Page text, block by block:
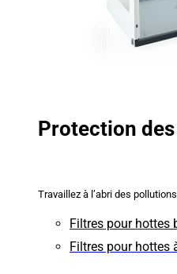
Protection
Travaillez à l’abri des
Filtres pour hottes
Filtres pour hottes